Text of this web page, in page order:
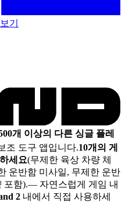
기
개 이상의 다른 싱글 플레
조 도구 앱입니다.10개의 게
세요(무제한 육상 차량 체
운반함 미사일, 무제한 운반
포함).— 자연스럽게 게임 내
2 내에서 직접 사용하세